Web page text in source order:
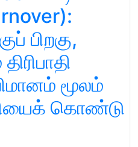
பிறகு,
மூலம்
கொண்டு